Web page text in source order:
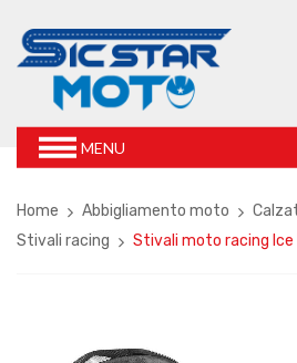
MENU
Home Abbigliamento moto
Stivali racing
Stivali moto racing Ice